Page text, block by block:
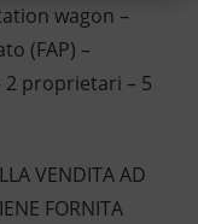
wagon –
(FAP) –
2 proprietari – 5
VENDITA AD
FORNITA